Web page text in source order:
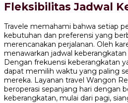
Fleksibilitas Jadwal
Travele memahami bahwa setiap
kebutuhan dan preferensi yang
merencanakan perjalanan. Oleh
menawarkan jadwal
Dengan frekuensi keberangkatan
dapat memilih waktu yang paling
mereka. Layanan travel Wangon
beroperasi sepanjang hari dengan
keberangkatan, mulai dari pagi,